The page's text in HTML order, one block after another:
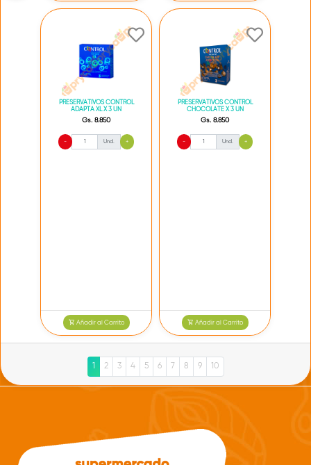
PRESERVATIVOS CONTROL
ADAPTA XL X 3 UN
Gs. 8.850
- Und. +
Añadir al Carrito
PRESERVATIVOS CONTROL
CHOCOLATE X 3 UN
Gs. 8.850
- Und. +
Añadir al Carrito
1 2 3 4 5 6 7 8 9 10